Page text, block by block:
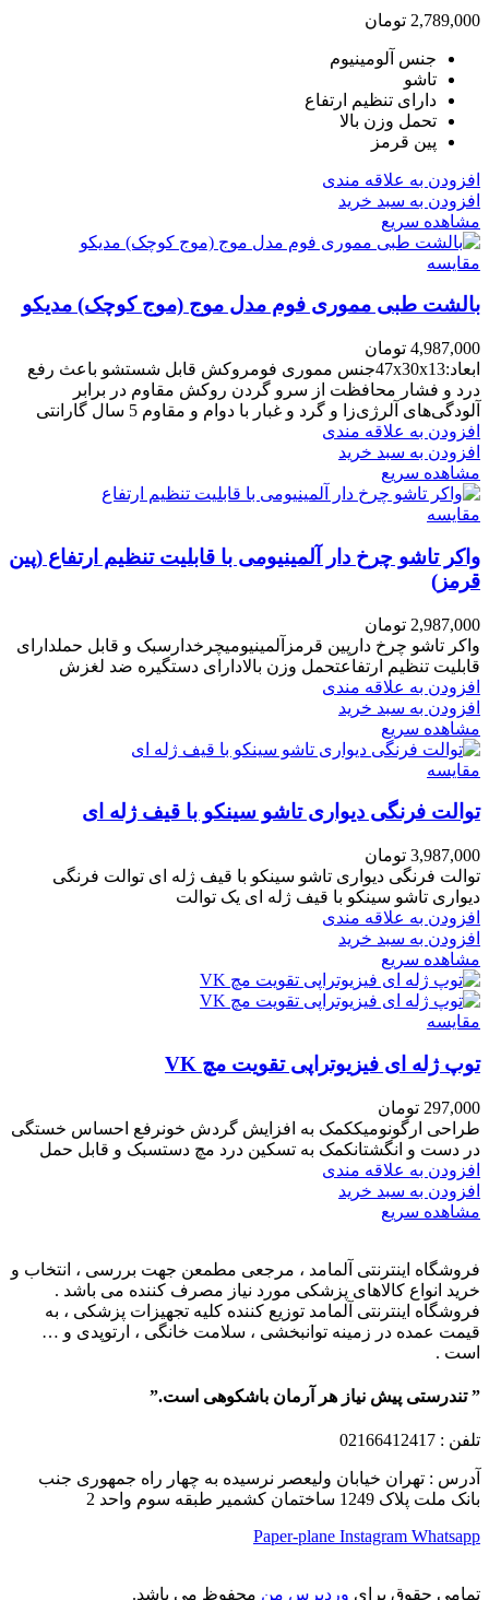
2,789,000 تومان
جنس آلومینیوم
تاشو
دارای تنظیم ارتفاع
تحمل وزن بالا
پین قرمز
افزودن به علاقه مندی
افزودن به سبد خرید
مشاهده سریع
مقایسه
بالشت طبی مموری فوم مدل موج (موج کوچک) مدیکو
4,987,000 تومان
ابعاد:47x30x13جنس مموری فومروکش قابل شستشو باعث رفع
درد و فشار محافظت از سرو گردن روکش مقاوم در برابر
آلودگی‌های آلرژی‌زا و گرد و غبار با دوام و مقاوم 5 سال گارانتی
افزودن به علاقه مندی
افزودن به سبد خرید
مشاهده سریع
مقایسه
واکر تاشو چرخ دار آلمینیومی با قابلیت تنظیم ارتفاع (پین
قرمز)
2,987,000 تومان
واکر تاشو چرخ دارپین قرمزآلمینیومیچرخدارسبک و قابل حملدارای
قابلیت تنظیم ارتفاعتحمل وزن بالادارای دستگیره ضد لغزش
افزودن به علاقه مندی
افزودن به سبد خرید
مشاهده سریع
مقایسه
توالت فرنگی دیواری تاشو سینکو با قیف ژله ای
3,987,000 تومان
توالت فرنگی دیواری تاشو سینکو با قیف ژله ای توالت فرنگی
دیواری تاشو سینکو با قیف ژله ای یک توالت
افزودن به علاقه مندی
افزودن به سبد خرید
مشاهده سریع
مقایسه
توپ ژله ای فیزیوتراپی تقویت مچ VK
297,000 تومان
طراحی ارگونومیککمک به افزایش گردش خونرفع احساس خستگی
در دست و انگشتانکمک به تسکین درد مچ دستسبک و قابل حمل
افزودن به علاقه مندی
افزودن به سبد خرید
مشاهده سریع
فروشگاه اینترنتی آلمامد ، مرجعی مطمعن جهت بررسی ، انتخاب و
خرید انواع کالاهای پزشکی مورد نیاز مصرف کننده می باشد .
فروشگاه اینترنتی آلمامد توزیع کننده کلیه تجهیزات پزشکی ، به
قیمت عمده در زمینه توانبخشی ، سلامت خانگی ، ارتوپدی و …
است .
” تندرستی پیش نیاز هر آرمان باشکوهی است.”
تلفن : 02166412417
آدرس : تهران خیابان ولیعصر نرسیده به چهار راه جمهوری جنب
بانک ملت پلاک 1249 ساختمان کشمیر طبقه سوم واحد 2
Paper-plane Instagram Whatsapp
تمامی حقوق برای وردپرس من محفوظ می باشد.